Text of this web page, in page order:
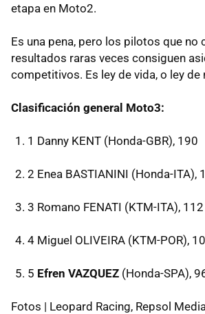
etapa en Moto2.
Es una pena, pero los pilotos que no
resultados raras veces consiguen
competitivos. Es ley de vida, o ley
Clasificación general Moto3:
1 Danny KENT (Honda-GBR), 190
2 Enea BASTIANINI (Honda-ITA),
3 Romano FENATI (KTM-ITA), 112
4 Miguel OLIVEIRA (KTM-POR),
5 Efren VAZQUEZ (Honda-SPA),
Fotos | Leopard Racing, Repsol